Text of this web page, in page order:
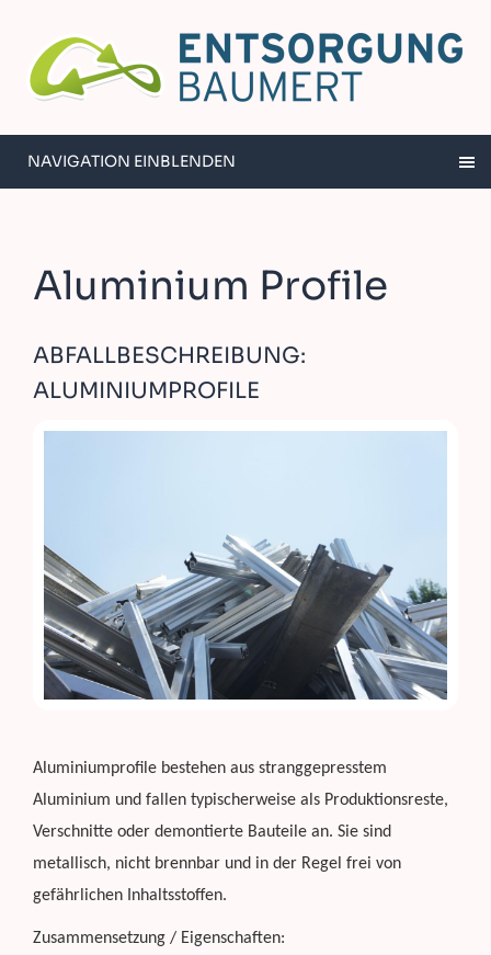
NAVIGATION EINBLENDEN
Aluminium Profile
ABFALLBESCHREIBUNG:
ALUMINIUMPROFILE
Aluminiumprofile bestehen aus stranggepresstem
Aluminium und fallen typischerweise als Produktionsreste,
Verschnitte oder demontierte Bauteile an. Sie sind
metallisch, nicht brennbar und in der Regel frei von
gefährlichen Inhaltsstoffen.
Zusammensetzung / Eigenschaften: